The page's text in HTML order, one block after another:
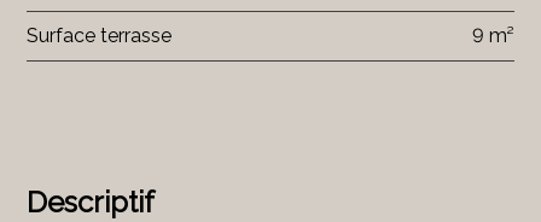
Descriptif
Surface terrasse 9 m²